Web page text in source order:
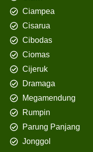
Ciampea
Cisarua
Cibodas
Ciomas
Cijeruk
Dramaga
Megamendung
Rumpin
Parung Panjang
Jonggol